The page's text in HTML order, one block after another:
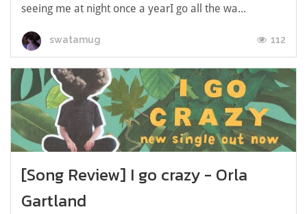
seeing me at night once a yearI go all the wa...
swatamug 112
[Song Review] I go crazy - Orla
Gartland